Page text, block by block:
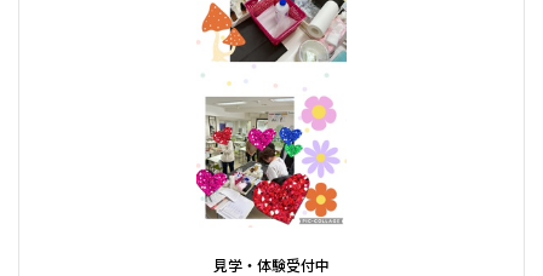
見学・体験受付中